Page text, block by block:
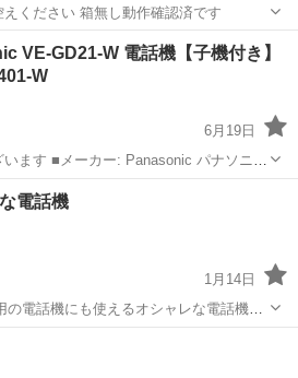
ください 箱無し動作確認済です
電話、ＦＡＸ
VE-GD21-W 電話機【子機付き】
W
6月19日
パナソニッ
て...
電話、ＦＡＸ
電話機
1月14日
部としても、いいかと思います。